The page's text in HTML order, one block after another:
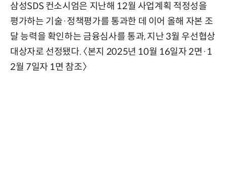
삼성SDS 컨소시엄은 지난해 12월 사업계획 적정성을
평가하는 기술·정책평가를 통과한 데 이어 올해 자본 조
달 능력을 확인하는 금융심사를 통과, 지난 3월 우선협상
대상자로 선정됐다. 〈본지 2025년 10월 16일자 2면·1
2월 7일자 1면 참조〉